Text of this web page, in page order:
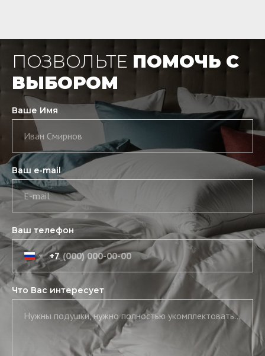
ПОЗВОЛЬТЕ ПОМОЧЬ С
ВЫБОРОМ
Ваше Имя
Иван Смирнов
Ваш e-mail
E-mail
Ваш телефон
+7
Что Вас интересует
Нужны подушки, нужно полностью укомплектовать постель, нужны скатерть и салфетки